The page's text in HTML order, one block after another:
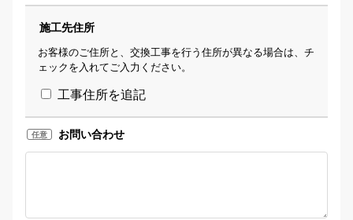
施工先住所
お客様のご住所と、交換工事を行う住所が異なる場合は、チ
ェックを入れてご入力ください。
工事住所を追記
任意 お問い合わせ